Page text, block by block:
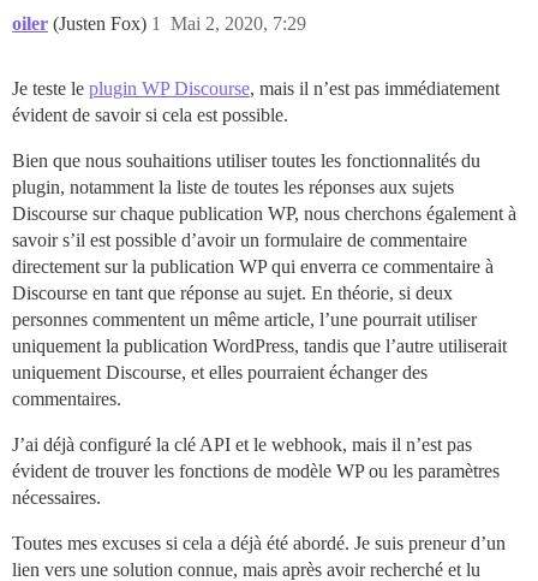
oiler (Justen Fox) Mai 2, 2020, 7:29
1
Je teste le plugin WP Discourse, mais il n’est pas immédiatement
évident de savoir si cela est possible.
Bien que nous souhaitions utiliser toutes les fonctionnalités du
plugin, notamment la liste de toutes les réponses aux sujets
Discourse sur chaque publication WP, nous cherchons également à
savoir s’il est possible d’avoir un formulaire de commentaire
directement sur la publication WP qui enverra ce commentaire à
Discourse en tant que réponse au sujet. En théorie, si deux
personnes commentent un même article, l’une pourrait utiliser
uniquement la publication WordPress, tandis que l’autre utiliserait
uniquement Discourse, et elles pourraient échanger des
commentaires.
J’ai déjà configuré la clé API et le webhook, mais il n’est pas
évident de trouver les fonctions de modèle WP ou les paramètres
nécessaires.
Toutes mes excuses si cela a déjà été abordé. Je suis preneur d’un
lien vers une solution connue, mais après avoir recherché et lu